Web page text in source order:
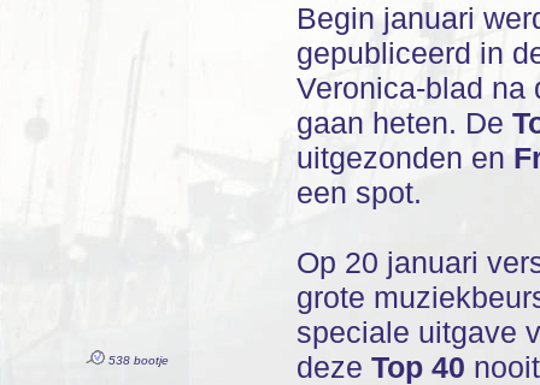
Begin januari
gepubliceerd in
Veronica-blad na
gaan heten. De
uitgezonden en
een spot.
Op 20 januari
grote
speciale uitgave
deze Top 40
538 bootje